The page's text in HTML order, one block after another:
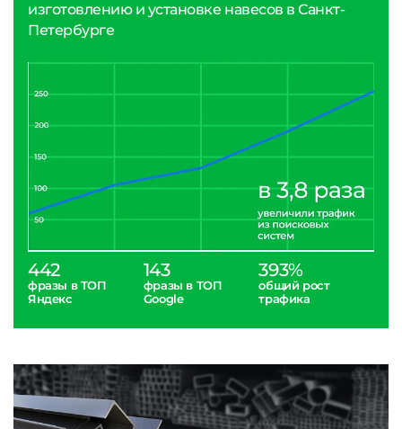
изготовлению и установке навесов в Санкт-
Петербурге
442
фразы в ТОП
Яндекс
143
фразы в ТОП
Google
393%
общий рост
трафика